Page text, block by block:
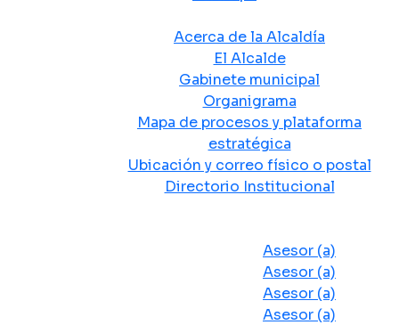
Acerca de la Alcaldía
El Alcalde
Gabinete municipal
Organigrama
Mapa de procesos y plataforma
estratégica
Ubicación y correo físico o postal
Directorio Institucional
Asesor (a)
Asesor (a)
Asesor (a)
Asesor (a)